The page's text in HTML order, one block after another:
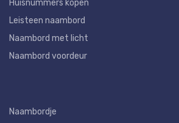
Huisnummers kopen
Leisteen naambord
Naambord met licht
Naambord voordeur
Naambordje